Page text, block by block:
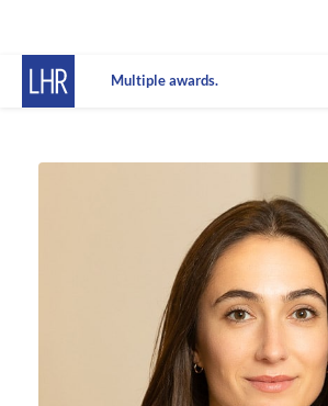
Multiple awards.